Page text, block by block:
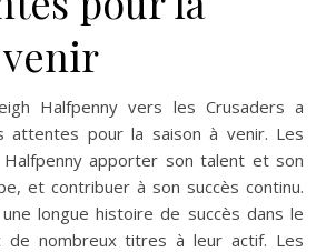
venir
Halfpenny vers les Crusaders a
attentes pour la saison à venir. Les
apporter son talent et son
et contribuer à son succès continu.
longue histoire de succès dans le
de nombreux titres à leur actif. Les